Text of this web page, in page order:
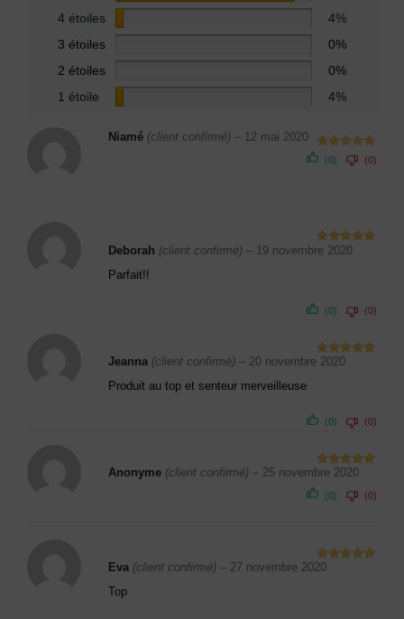
4 étoiles
4%
3 étoiles
0%
2 étoiles
0%
1 étoile
4%
Note 5sur
Niamé (client confirmé) – 12 mai 2020
(0) (0)
Note5sur
Deborah (client confirmé) – 19 novembre 2020
Parfait!!
(0) (0)
Note5
Jeanna (client confirmé) – 20 novembre 2020
Produit au top et senteur merveilleuse
(0) (0)
Note5sur
5
Anonyme (client confirmé) – 25 novembre 2020
(0) (0)
Note
Eva (client confirmé) – 27 novembre 2020
Top